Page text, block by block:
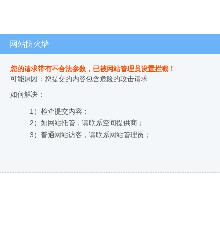
网站防火墙
您的请求带有不合法参数，已被网站管理员设置拦截！
可能原因：您提交的内容包含危险的攻击请求
如何解决：
1）检查提交内容；
2）如网站托管，请联系空间提供商；
3）普通网站访客，请联系网站管理员；